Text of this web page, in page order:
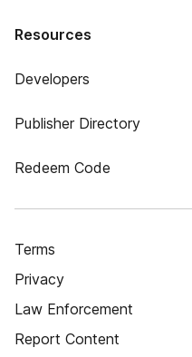
Resources
Developers
Publisher Directory
Redeem Code
Terms
Privacy
Law Enforcement
Report Content